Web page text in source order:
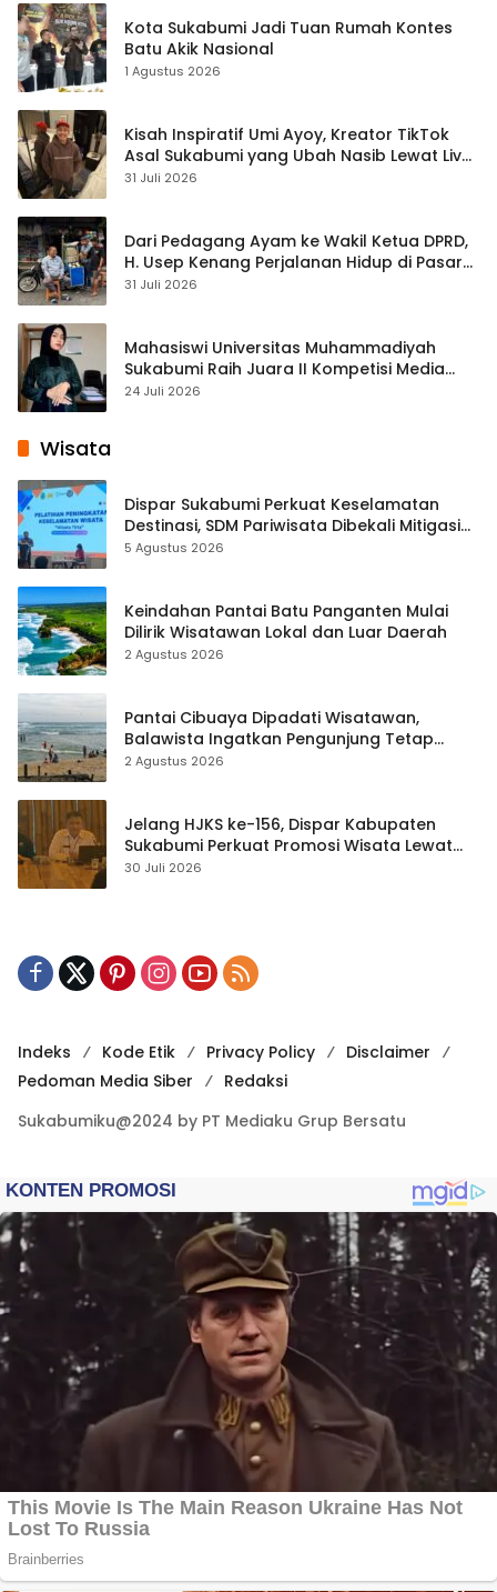
Kota Sukabumi Jadi Tuan Rumah Kontes
Batu Akik Nasional
1 Agustus 2026
Kisah Inspiratif Umi Ayoy, Kreator TikTok
Asal Sukabumi yang Ubah Nasib Lewat Live
Streaming
31 Juli 2026
Dari Pedagang Ayam ke Wakil Ketua DPRD,
H. Usep Kenang Perjalanan Hidup di Pasar
Cisaat
31 Juli 2026
Mahasiswi Universitas Muhammadiyah
Sukabumi Raih Juara II Kompetisi Media
Pembelajaran Digital Tingkat Internasional
24 Juli 2026
Wisata
Dispar Sukabumi Perkuat Keselamatan
Destinasi, SDM Pariwisata Dibekali Mitigasi
hingga Teknik Evakuasi
5 Agustus 2026
Keindahan Pantai Batu Panganten Mulai
Dilirik Wisatawan Lokal dan Luar Daerah
2 Agustus 2026
Pantai Cibuaya Dipadati Wisatawan,
Balawista Ingatkan Pengunjung Tetap
Waspada
2 Agustus 2026
Jelang HJKS ke-156, Dispar Kabupaten
Sukabumi Perkuat Promosi Wisata Lewat
Publikasi Digital
30 Juli 2026
Indeks Kode Etik Privacy Policy
Disclaimer
Pedoman Media Siber
Redaksi
Sukabumiku@2024 by PT Mediaku Grup Bersatu